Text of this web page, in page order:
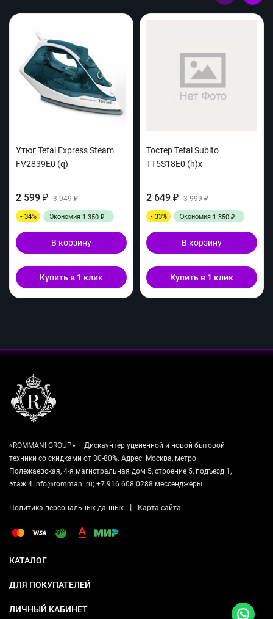
Утюг Tefal Express Steam
FV2839E0 (q)
2 599 ₽ 3 949₽
- 34% Экономия 1 350 ₽
В корзину
Купить в 1 клик
Тостер Tefal Subito
TT5S18E0 (h)x
2 649 ₽ 3 999₽
- 33% Экономия 1 350 ₽
В корзину
Купить в 1 клик
«ROMMANI GROUP» – Дискаунтер уцененной и новой бытовой
техники со скидками от 30-80%. Адрес: Москва, метро
Полежаевская, 4-я магистральная дом 5, строение 5, подъезд 1,
этаж 4 info@rommani.ru; +7 916 608 0288 мессенджеры
Политика персональных данных | Карта сайта
КАТАЛОГ
ДЛЯ ПОКУПАТЕЛЕЙ
ЛИЧНЫЙ КАБИНЕТ